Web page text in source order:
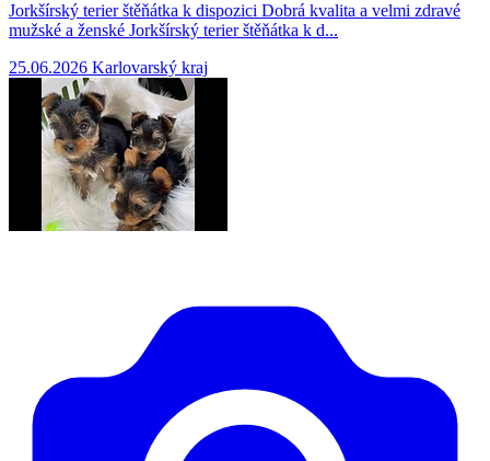
Jorkšírský terier štěňátka k dispozici Dobrá kvalita a velmi zdravé
mužské a ženské Jorkšírský terier štěňátka k d...
25.06.2026 Karlovarský kraj